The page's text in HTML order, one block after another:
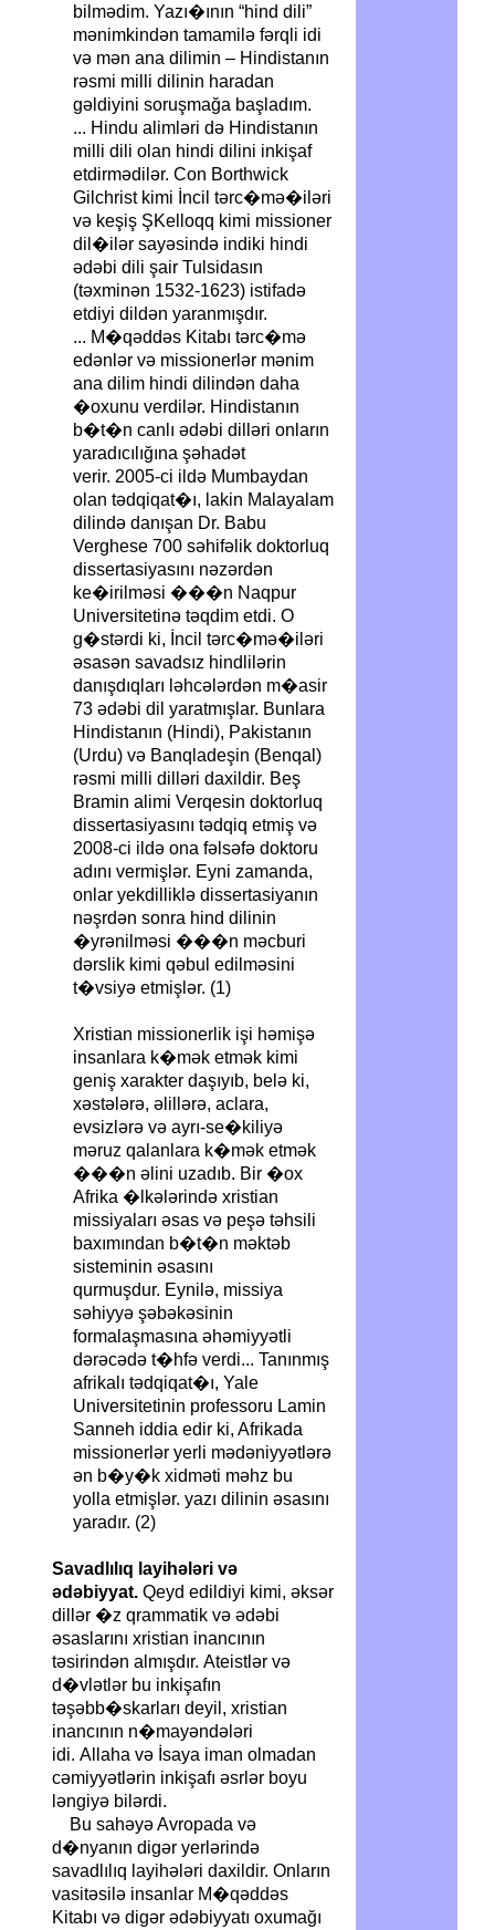
bilmədim. Yazı�ının “hind dili”
mənimkindən tamamilə fərqli idi
və mən ana dilimin – Hindistanın
rəsmi milli dilinin haradan
gəldiyini soruşmağa başladım.
... Hindu alimləri də Hindistanın
milli dili olan hindi dilini inkişaf
etdirmədilər. Con Borthwick
Gilchrist kimi İncil tərc�mə�iləri
və keşiş ŞKelloqq kimi missioner
dil�ilər sayəsində indiki hindi
ədəbi dili şair Tulsidasın
(təxminən 1532-1623) istifadə
etdiyi dildən yaranmışdır.
... M�qəddəs Kitabı tərc�mə
edənlər və missionerlər mənim
ana dilim hindi dilindən daha
�oxunu verdilər. Hindistanın
b�t�n canlı ədəbi dilləri onların
yaradıcılığına şəhadət
verir. 2005-ci ildə Mumbaydan
olan tədqiqat�ı, lakin Malayalam
dilində danışan Dr. Babu
Verghese 700 səhifəlik doktorluq
dissertasiyasını nəzərdən
ke�irilməsi ���n Naqpur
Universitetinə təqdim etdi. O
g�stərdi ki, İncil tərc�mə�iləri
əsasən savadsız hindlilərin
danışdıqları ləhcələrdən m�asir
73 ədəbi dil yaratmışlar. Bunlara
Hindistanın (Hindi), Pakistanın
(Urdu) və Banqladeşin (Benqal)
rəsmi milli dilləri daxildir. Beş
Bramin alimi Verqesin doktorluq
dissertasiyasını tədqiq etmiş və
2008-ci ildə ona fəlsəfə doktoru
adını vermişlər. Eyni zamanda,
onlar yekdilliklə dissertasiyanın
nəşrdən sonra hind dilinin
�yrənilməsi ���n məcburi
dərslik kimi qəbul edilməsini
t�vsiyə etmişlər. (1)
Xristian missionerlik işi həmişə
insanlara k�mək etmək kimi
geniş xarakter daşıyıb, belə ki,
xəstələrə, əlillərə, aclara,
evsizlərə və ayrı-se�kiliyə
məruz qalanlara k�mək etmək
���n əlini uzadıb. Bir �ox
Afrika �lkələrində xristian
missiyaları əsas və peşə təhsili
baxımından b�t�n məktəb
sisteminin əsasını
qurmuşdur. Eynilə, missiya
səhiyyə şəbəkəsinin
formalaşmasına əhəmiyyətli
dərəcədə t�hfə verdi... Tanınmış
afrikalı tədqiqat�ı, Yale
Universitetinin professoru Lamin
Sanneh iddia edir ki, Afrikada
missionerlər yerli mədəniyyətlərə
ən b�y�k xidməti məhz bu
yolla etmişlər. yazı dilinin əsasını
yaradır. (2)
Savadlılıq layihələri və
ədəbiyyat. Qeyd edildiyi kimi, əksər
dillər �z qrammatik və ədəbi
əsaslarını xristian inancının
təsirindən almışdır. Ateistlər və
d�vlətlər bu inkişafın
təşəbb�skarları deyil, xristian
inancının n�mayəndələri
idi. Allaha və İsaya iman olmadan
cəmiyyətlərin inkişafı əsrlər boyu
ləngiyə bilərdi.
Bu sahəyə Avropada və
d�nyanın digər yerlərində
savadlılıq layihələri daxildir. Onların
vasitəsilə insanlar M�qəddəs
Kitabı və digər ədəbiyyatı oxumağı